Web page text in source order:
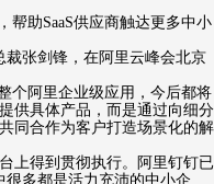
助SaaS供应商触达更多中小
张剑锋，在阿里云峰会北京
阿里企业级应用，今后都将
供具体产品，而是通过向细分
同合作为客户打造场景化的解
得到贯彻执行。阿里钉钉已
很多都是活力充沛的中小企